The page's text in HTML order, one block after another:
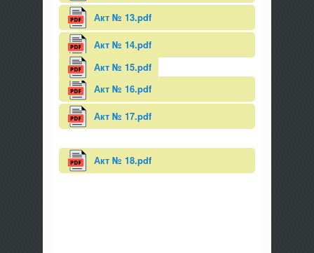
Акт № 13.pdf
Акт № 14.pdf
Акт № 15.pdf
Акт № 16.pdf
Акт № 17.pdf
Акт № 18.pdf